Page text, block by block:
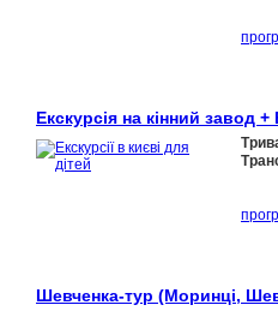
Екскурсія на кінний завод
Шевченка-тур (Моринці,